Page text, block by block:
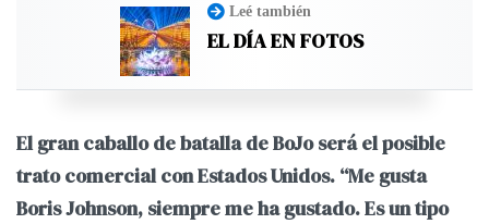
Leé también
EL DÍA EN FOTOS
El gran caballo de batalla de BoJo será el posible
trato comercial con Estados Unidos. “Me gusta
Boris Johnson, siempre me ha gustado. Es un tipo